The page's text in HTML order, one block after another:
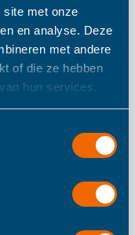
site met onze
en analyse. Deze
met andere
of die ze hebben
hun services.
de grappige
trekker … en dat
de grote,
de puzzelstukken